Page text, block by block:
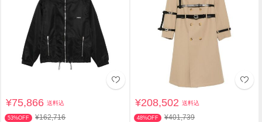
¥75,866送料込
53%OFF ¥162,716
¥208,502送料込
48%OFF ¥401,739